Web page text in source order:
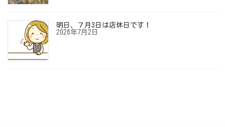
明日、７月3日は店休日です！
2026年7月2日